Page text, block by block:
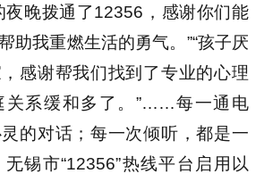
夜晚拨通了12356，感谢你们能
助我重燃生活的勇气。”“孩子厌
感谢帮我们找到了专业的心理
关系缓和多了。”……每一通电
的对话；每一次倾听，都是一
锡市“12356”热线平台启用以